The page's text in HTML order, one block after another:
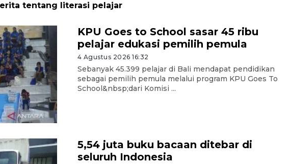
tentang literasi pelajar
KPU Goes to School sasar 45 ribu
pelajar edukasi pemilih pemula
4 Agustus 2026 16:32
Sebanyak 45.399 pelajar di Bali mendapat pendidikan
sebagai pemilih pemula melalui program KPU Goes To
School&nbsp;dari Komisi ...
5,54 juta buku bacaan ditebar di
seluruh Indonesia